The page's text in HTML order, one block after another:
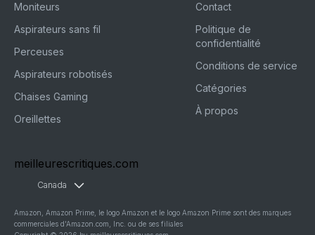
Moniteurs
Aspirateurs sans fil
Perceuses
Aspirateurs robotisés
Chaises Gaming
Oreillettes
Contact
Politique de
confidentialité
Conditions de service
Catégories
À propos
meilleurescritiques.com
Canada
Amazon, Amazon Prime, le logo Amazon et le logo Amazon Prime sont des marques
commerciales d'Amazon.com, Inc. ou de ses filiales